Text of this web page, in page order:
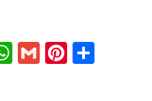
WhatsApp
GmailPinterest